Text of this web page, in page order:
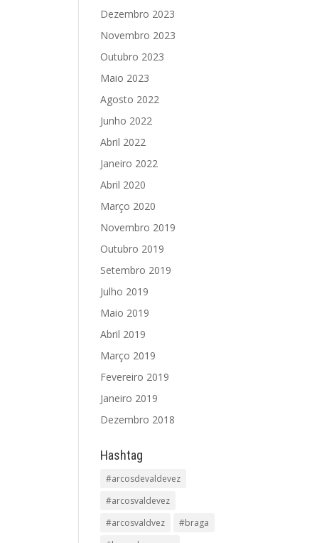
Dezembro 2023
Novembro 2023
Outubro 2023
Maio 2023
Agosto 2022
Junho 2022
Abril 2022
Janeiro 2022
Abril 2020
Março 2020
Novembro 2019
Outubro 2019
Setembro 2019
Julho 2019
Maio 2019
Abril 2019
Março 2019
Fevereiro 2019
Janeiro 2019
Dezembro 2018
Hashtag
#arcosdevaldevez
#arcosvaldevez
#arcosvaldvez
#braga